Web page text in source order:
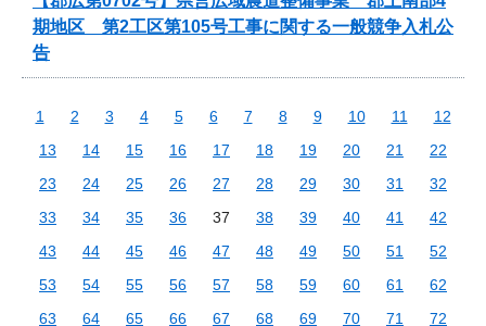
期地区 第2工区第105号工事に関する一般競争入札公
告
1 2 3 4 5 6 7 8 9 10 11
12
13
14 15 16 17 18 19 20 21
22
23
24 25 26 27 28 29 30 31
32
33
34 35 36 37 38 39 40 41
42
43
44 45 46 47 48 49 50 51
52
53
54 55 56 57 58 59 60 61
62
63
64 65 66 67 68 69 70 71
72